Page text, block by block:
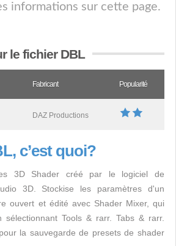
informations sur cette page.
le fichier DBL
Fabricant Popularité
DAZ Productions
c’est quoi?
3D Shader créé par le logiciel de
3D. Stockise les paramètres d'un
ouvert et édité avec Shader Mixer, qui
sélectionnant Tools & rarr. Tabs & rarr.
la sauvegarde de presets de shader